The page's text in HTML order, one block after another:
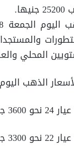
المحلي
الذهب
جنيها.
جنيها.